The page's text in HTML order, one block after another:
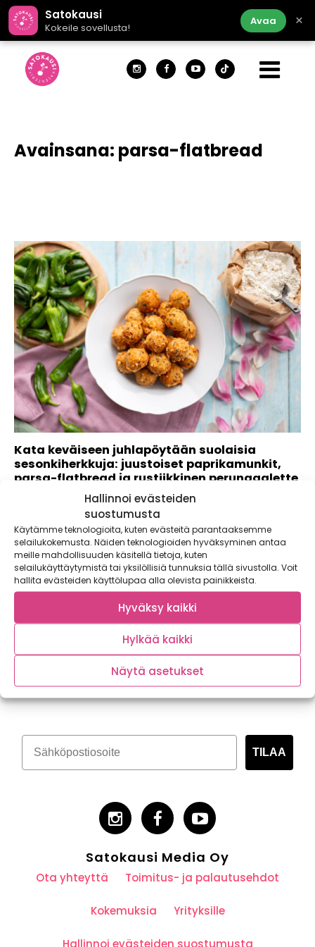
Hallinnoi evästeiden
suostumusta
Käytämme teknologioita, kuten evästeitä parantaaksemme
selailukokemusta. Näiden teknologioiden hyväksyminen antaa
meille mahdollisuuden käsitellä tietoja, kuten
selailukäyttäytymistä tai yksilöllisiä tunnuksia tällä sivustolla. Voit
hallita evästeiden käyttölupaa alla olevista painikkeista.
Hyväksy kaikki
Hylkää kaikki
Näytä asetukset
Satokausi
Kokeile sovellusta!
Avaa ×
Avainsana: parsa-flatbread
Kata keväiseen juhlapöytään suolaisia
sesonkiherkkuja: juustoiset paprikamunkit,
parsa-flatbread ja rustiikkinen perunagalette
Kevät ja alkukesä ovat juhlien ja notkuvien herkkupöytien
aikaa. Kausi alkaa ruokajuhla pääsiäisestä ja...
Tilaa kasvispitoinen uutiskirje
TILAA
Satokausi Media Oy
Ota yhteyttä Toimitus- ja palautusehdot
Kokemuksia Yrityksille
Hallinnoi evästeiden suostumusta